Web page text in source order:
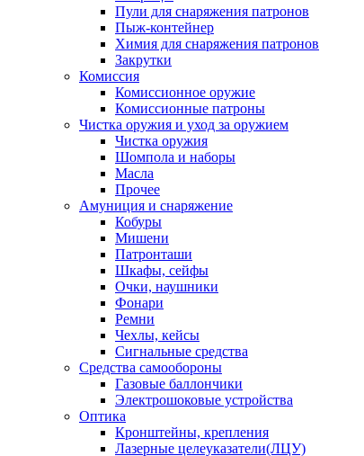
Пули для снаряжения патронов
Пыж-контейнер
Химия для снаряжения патронов
Закрутки
Комиссия
Комиссионное оружие
Комиссионные патроны
Чистка оружия и уход за оружием
Чистка оружия
Шомпола и наборы
Масла
Прочее
Амуниция и снаряжение
Кобуры
Мишени
Патронташи
Шкафы, сейфы
Очки, наушники
Фонари
Ремни
Чехлы, кейсы
Сигнальные средства
Средства самообороны
Газовые баллончики
Электрошоковые устройства
Оптика
Кронштейны, крепления
Лазерные целеуказатели(ЛЦУ)